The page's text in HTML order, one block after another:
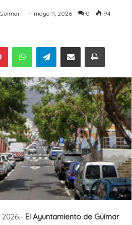
mayo 11, 2026 0 94
PinterestWhatsAppTelegramCompartir por Email Imprimir
El Ayuntamiento de Güímar